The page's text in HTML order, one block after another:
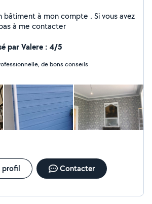
bâtiment à mon compte . Si vous avez
à me contacter
par Valere : 4/5
de bons conseils
profil Contacter